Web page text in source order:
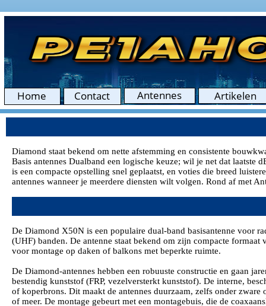
Diamond staat bekend om nette afstemming en consistente
Basis antennes Dualband een logische keuze; wil je net dat laatste
is een compacte opstelling snel geplaatst, en voties die breed
antennes wanneer je meerdere diensten wilt volgen. Rond af met
De Diamond X50N is een populaire dual-band basisantenne voor
(UHF) banden. De antenne staat bekend om zijn compacte
voor montage op daken of balkons met beperkte ruimte.
De Diamond-antennes hebben een robuuste constructie en gaan
bestendig kunststof (FRP, vezelversterkt kunststof). De interne,
of koperbrons. Dit maakt de antennes duurzaam, zelfs onder
of meer. De montage gebeurt met een montagebuis, die de